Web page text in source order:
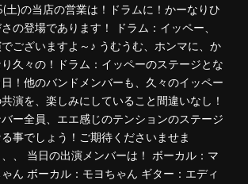
土)の当店の営業は！ドラムに！かーなりひ
の登場であります！ ドラム：イッペー、
ございますよ～♪ うむうむ、ホンマに、か
久々の！ドラム：イッペーのステージとな
！他のバンドメンバーも、久々のイッペー
演を、楽しみにしていること間違いなし！
バー全員、エエ感じのテンションのステージ
る事でしょう！ご期待くださいませま
、 当日の出演メンバーは！ ボーカル：マ
ん ボーカル：モヨちゃん ギター：エディ